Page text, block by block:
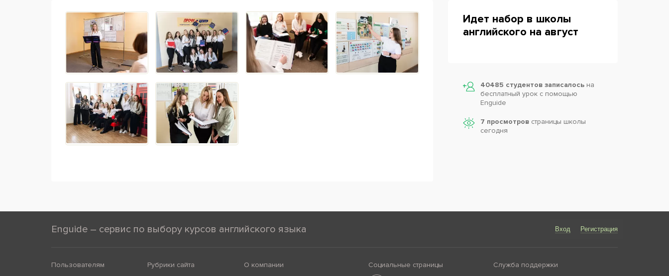
Идет набор в школы
английского на август
40485 студентов записалось на
бесплатный урок с помощью
Enguide
7 просмотровстраницы школы
сегодня
Enguide – сервис по выбору курсов английского языка Вход Регистрация
Пользователям Рубрики сайта О компании Социальные страницы Служба поддержки